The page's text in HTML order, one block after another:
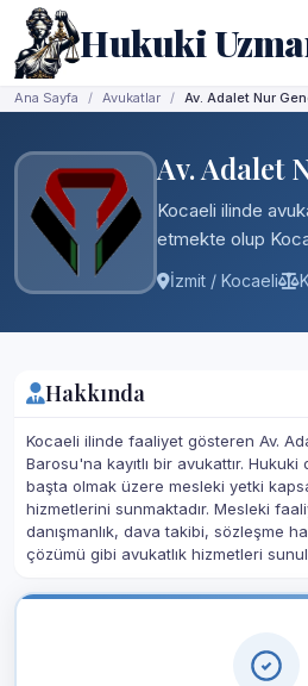
Hukuki
Ana Sayfa Avukatlar Av. Adalet Nur
Av. Adalet
Kocaeli ilinde
etmekte olup
İzmit / Kocaeli
Hakkında
Kocaeli ilinde faaliyet gösteren Av.
Barosu'na kayıtlı bir avukattır. Hukuki
başta olmak üzere mesleki yetki
hizmetlerini sunmaktadır. Mesleki
danışmanlık, dava takibi, sözleşme
çözümü gibi avukatlık hizmetleri